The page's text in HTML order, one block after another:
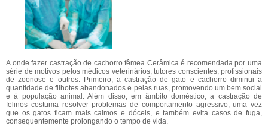
A onde fazer castração de cachorro fêmea Cerâmica é recomendada por uma
série de motivos pelos médicos veterinários, tutores conscientes, profissionais
de zoonose e outros. Primeiro, a castração de gato e cachorro diminui a
quantidade de filhotes abandonados e pelas ruas, promovendo um bem social
e à população animal. Além disso, em âmbito doméstico, a castração de
felinos costuma resolver problemas de comportamento agressivo, uma vez
que os gatos ficam mais calmos e dóceis, e também evita casos de fuga,
consequentemente prolongando o tempo de vida.